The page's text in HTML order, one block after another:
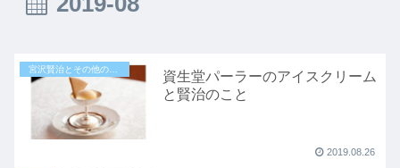
宮沢賢治とその他の地域
資生堂パーラーのアイスクリーム
と賢治のこと
2019.08.26